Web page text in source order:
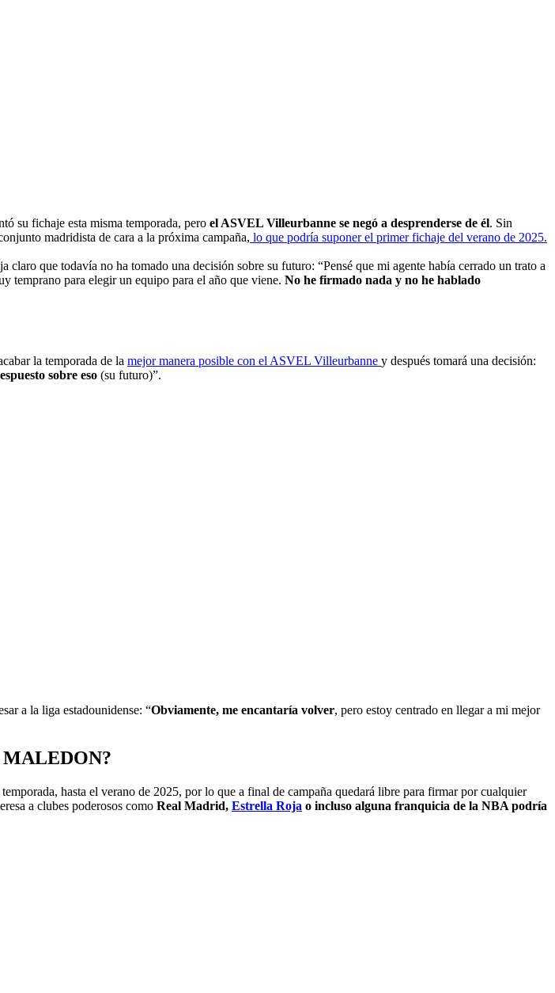
su fichaje esta misma temporada, pero el ASVEL Villeurbanne se negó a desprenderse de él. Sin
madridista de cara a la próxima campaña, lo que podría suponer el primer fichaje del verano de 2025.
claro que todavía no ha tomado una decisión sobre su futuro: “Pensé que mi agente había cerrado un trato a
temprano para elegir un equipo para el año que viene. No he firmado nada y no he hablado
la temporada de la mejor manera posible con el ASVEL Villeurbanne y después tomará una decisión:
sobre eso (su futuro)”.
a la liga estadounidense: “Obviamente, me encantaría volver, pero estoy centrado en llegar a mi mejor
hasta el verano de 2025, por lo que a final de campaña quedará libre para firmar por cualquier
a clubes poderosos como Real Madrid, Estrella Roja o incluso alguna franquicia de la NBA podría